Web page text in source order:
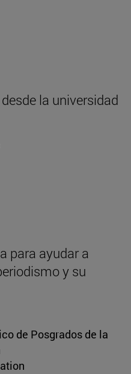
la universidad
para ayudar a
y su
de Posgrados de la